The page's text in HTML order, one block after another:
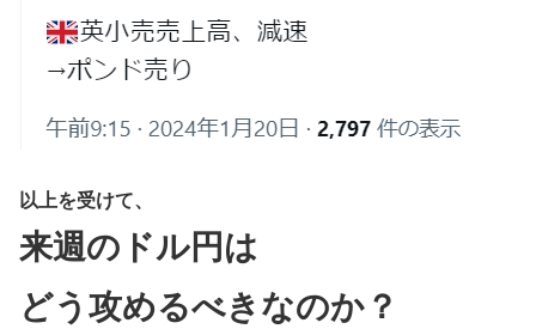
以上を受けて、
来週のドル円は
どう攻めるべきなのか？